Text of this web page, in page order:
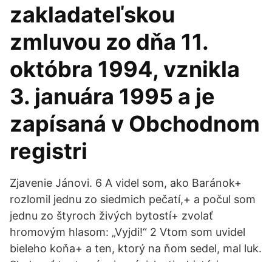
zakladateľskou
zmluvou zo dňa 11.
októbra 1994, vznikla
3. januára 1995 a je
zapísaná v Obchodnom
registri
Zjavenie Jánovi. 6 A videl som, ako Baránok+
rozlomil jednu zo siedmich pečatí,+ a počul som
jednu zo štyroch živých bytostí+ zvolať
hromovým hlasom: „Vyjdi!“ 2 Vtom som uvidel
bieleho koňa+ a ten, ktorý na ňom sedel, mal luk.